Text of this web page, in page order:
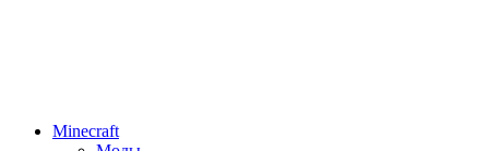
Minecraft